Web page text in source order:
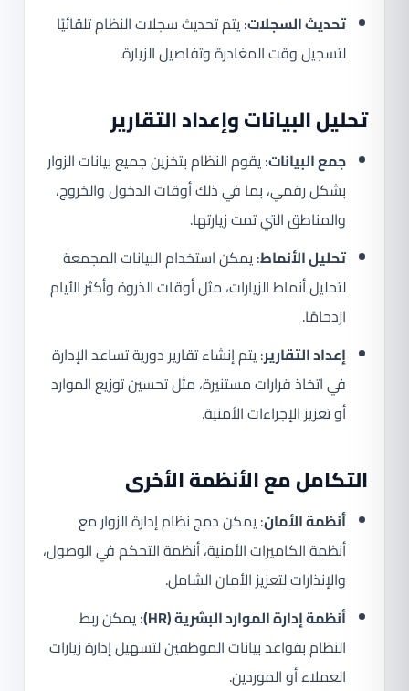
تحديث السجلات: يتم تحديث سجلات النظام تلقائيًا
لتسجيل وقت المغادرة وتفاصيل الزيارة.
تحليل البيانات وإعداد التقارير
جمع البيانات: يقوم النظام بتخزين جميع بيانات الزوار
بشكل رقمي، بما في ذلك أوقات الدخول والخروج،
والمناطق التي تمت زيارتها.
تحليل الأنماط: يمكن استخدام البيانات المجمعة
لتحليل أنماط الزيارات، مثل أوقات الذروة وأكثر الأيام
ازدحامًا.
إعداد التقارير: يتم إنشاء تقارير دورية تساعد الإدارة
في اتخاذ قرارات مستنيرة، مثل تحسين توزيع الموارد
أو تعزيز الإجراءات الأمنية.
التكامل مع الأنظمة الأخرى
أنظمة الأمان: يمكن دمج نظام إدارة الزوار مع
أنظمة الكاميرات الأمنية، أنظمة التحكم في الوصول،
والإنذارات لتعزيز الأمان الشامل.
أنظمة إدارة الموارد البشرية (HR)
: يمكن ربط
النظام بقواعد بيانات الموظفين لتسهيل إدارة زيارات
العملاء أو الموردين.